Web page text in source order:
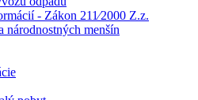
- Zákon 211⁄2000 Z.z.
národnostných menšín